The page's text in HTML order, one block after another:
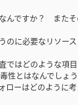
ですか？ またそ
に必要なリソース
はどのような項目
とはなんでしょう
ーはどのように考